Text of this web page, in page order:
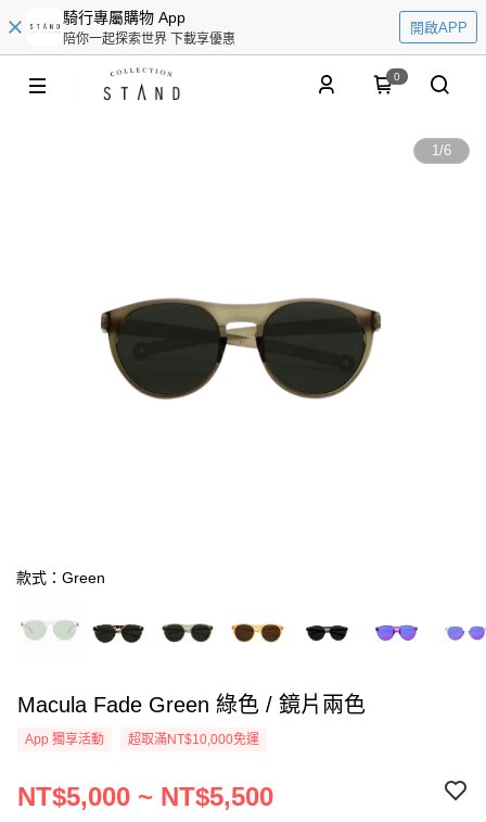
騎行專屬購物 App
陪你一起探索世界 下載享優惠
開啟APP
0
1/6
款式：Green
Macula Fade Green 綠色 / 鏡片兩色
App 獨享活動 超取滿NT$10,000免運
NT$5,000 ~ NT$5,500